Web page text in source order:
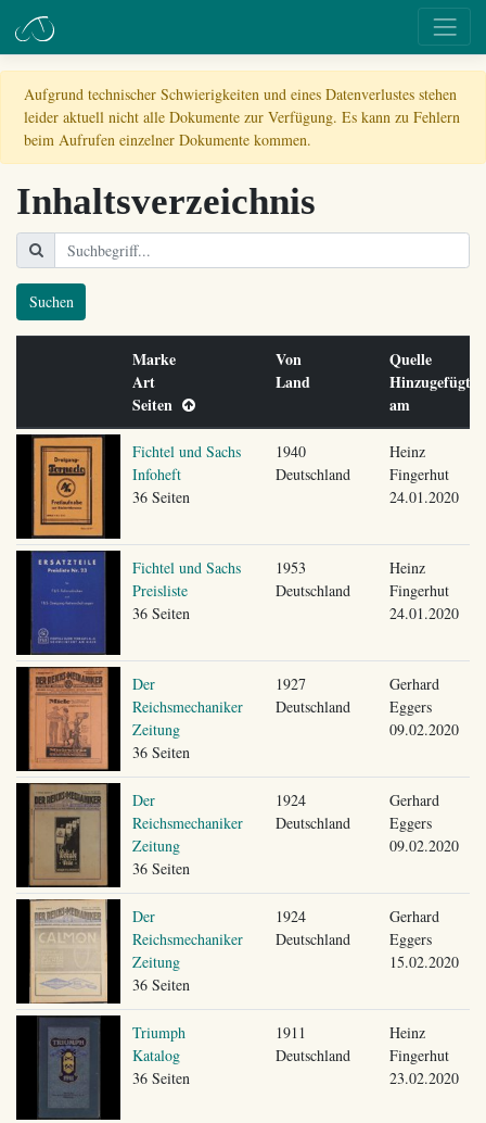
Aufgrund technischer Schwierigkeiten und eines Datenverlustes stehen
leider aktuell nicht alle Dokumente zur Verfügung. Es kann zu Fehlern
beim Aufrufen einzelner Dokumente kommen.
Inhaltsverzeichnis
Suchen
Marke
Art
Seiten
Von
Land
Quelle
Hinzugefügt
am
Fichtel und Sachs
Infoheft
36 Seiten
1940
Deutschland
Heinz
Fingerhut
24.01.2020
Fichtel und Sachs
Preisliste
36 Seiten
1953
Deutschland
Heinz
Fingerhut
24.01.2020
Der
Reichsmechaniker
Zeitung
36 Seiten
1927
Deutschland
Gerhard
Eggers
09.02.2020
Der
Reichsmechaniker
Zeitung
36 Seiten
1924
Deutschland
Gerhard
Eggers
09.02.2020
Der
Reichsmechaniker
Zeitung
36 Seiten
1924
Deutschland
Gerhard
Eggers
15.02.2020
Triumph
Katalog
36 Seiten
1911
Deutschland
Heinz
Fingerhut
23.02.2020